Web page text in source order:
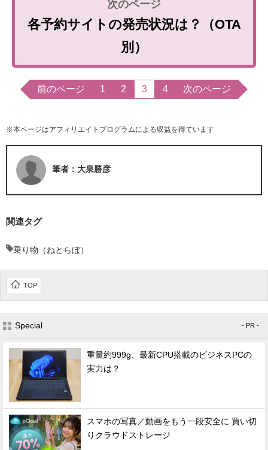
各予約サイトの発売状況は？（OTA
別）
前のページ 1 2 3 4 次のページ
※本ページはアフィリエイトプログラムによる収益を得ています
筆者：大泉勝彦
関連タグ
乗り物（ねとらぼ）
TOP
Special - PR -
重量約999g、最新CPU搭載のビジネスPCの
実力は？
スマホの写真／動画をもう一段安全に 買い切
りクラウドストレージ